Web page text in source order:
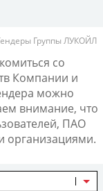
Группы ЛУКОЙЛ
со
Компании и
можно
внимание, что
ПАО
организациями.